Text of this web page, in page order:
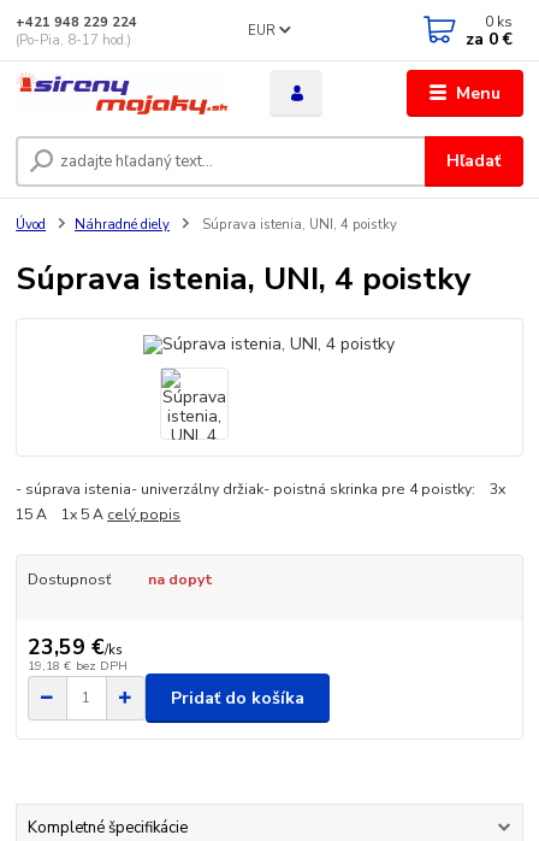
Menu
EUR
Hľadať
+421 948 229 224
(Po-Pia, 8-17 hod.)
0 ks
za 0 €
Úvod Náhradné diely Súprava istenia, UNI, 4 poistky
Súprava istenia, UNI, 4 poistky
- súprava istenia- univerzálny držiak- poistná skrinka pre 4 poistky: 3x
15 A 1x 5 A celý popis
Dostupnosť na dopyt
23,59 €/ks
19,18 € bez DPH
Pridať do košíka
Kompletné špecifikácie